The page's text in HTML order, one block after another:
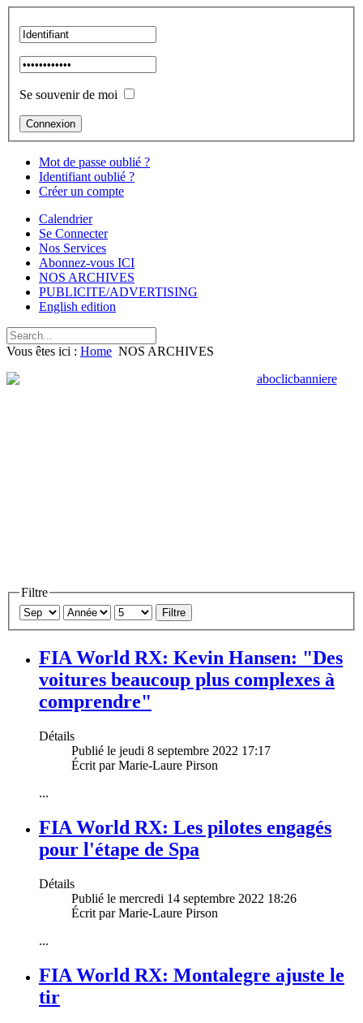
Se souvenir de moi
Mot de passe oublié ?
Identifiant oublié ?
Créer un compte
Calendrier
Se Connecter
Nos Services
Abonnez-vous ICI
NOS ARCHIVES
PUBLICITE/ADVERTISING
English edition
Vous êtes ici : Home NOS ARCHIVES
Filtre
Filtre
FIA World RX: Kevin Hansen: "Des
voitures beaucoup plus complexes à
comprendre"
Détails
Publié le jeudi 8 septembre 2022 17:17
Écrit par Marie-Laure Pirson
...
FIA World RX: Les pilotes engagés
pour l'étape de Spa
Détails
Publié le mercredi 14 septembre 2022 18:26
Écrit par Marie-Laure Pirson
...
FIA World RX: Montalegre ajuste le
tir